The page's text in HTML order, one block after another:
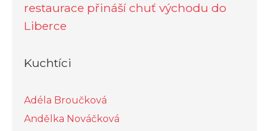
restaurace přináší chuť východu do
Liberce
Kuchtíci
Adéla Broučková
Andělka Nováčková